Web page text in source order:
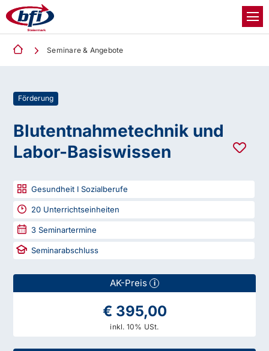
Seminare & Angebote
Förderung
Blutentnahmetechnik und
Labor-Basiswissen
Gesundheit I Sozialberufe
20 Unterrichtseinheiten
3 Seminartermine
Seminarabschluss
AK-Preis i
€ 395,00
inkl. 10% USt.